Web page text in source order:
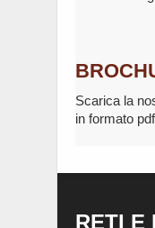
Scarica la
in formato
RETI E